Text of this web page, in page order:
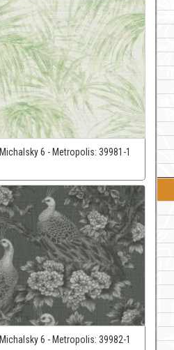
Michalsky 6 - Metropolis: 39981-1
Michalsky 6 - Metropolis: 39982-1